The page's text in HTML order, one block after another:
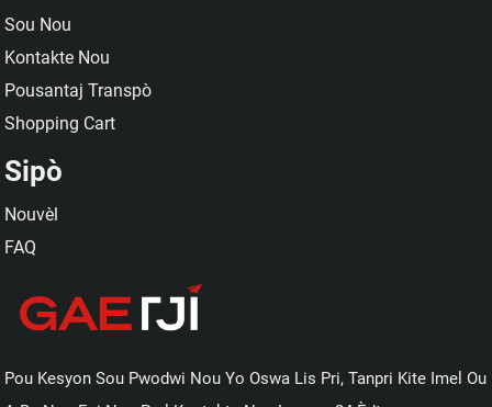
Sou Nou
Kontakte Nou
Pousantaj Transpò
Shopping Cart
Sipò
Nouvèl
FAQ
Pou Kesyon Sou Pwodwi Nou Yo Oswa Lis Pri, Tanpri Kite Imel Ou